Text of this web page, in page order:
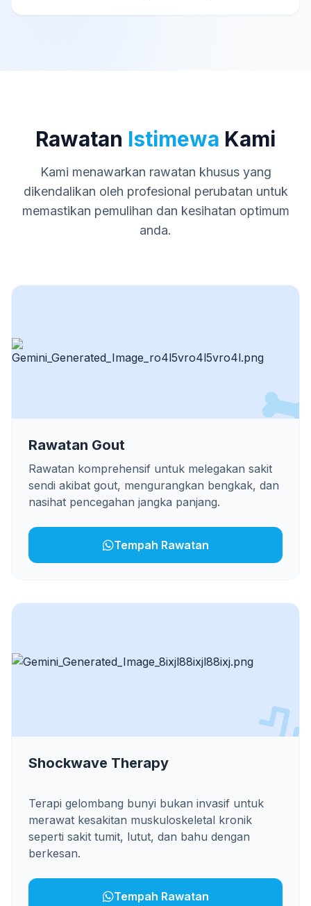
Rawatan Istimewa Kami
Kami menawarkan rawatan khusus yang
dikendalikan oleh profesional perubatan untuk
memastikan pemulihan dan kesihatan optimum
anda.
Rawatan Gout
Rawatan komprehensif untuk melegakan sakit
sendi akibat gout, mengurangkan bengkak, dan
nasihat pencegahan jangka panjang.
Tempah Rawatan
Shockwave Therapy
Terapi gelombang bunyi bukan invasif untuk
merawat kesakitan muskuloskeletal kronik
seperti sakit tumit, lutut, dan bahu dengan
berkesan.
Tempah Rawatan